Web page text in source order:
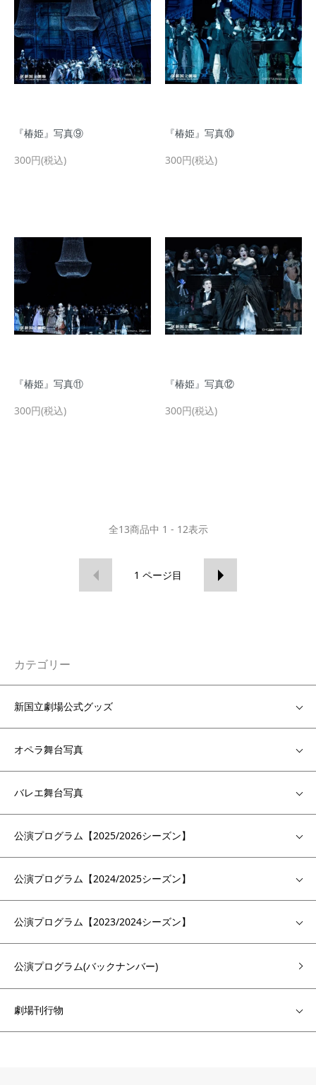
『椿姫』写真⑨
300円(税込)
『椿姫』写真⑩
300円(税込)
『椿姫』写真⑪
300円(税込)
『椿姫』写真⑫
300円(税込)
全13商品中 1 - 12表示
1 ページ目
カテゴリー
新国立劇場公式グッズ
オペラ舞台写真
バレエ舞台写真
公演プログラム【2025/2026シーズン】
公演プログラム【2024/2025シーズン】
公演プログラム【2023/2024シーズン】
公演プログラム(バックナンバー)
劇場刊行物